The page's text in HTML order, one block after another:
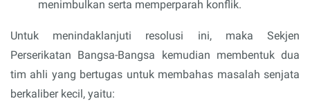
menimbulkan serta memperparah konflik.
Untuk menindaklanjuti resolusi ini, maka Sekjen
Perserikatan Bangsa-Bangsa kemudian membentuk dua
tim ahli yang bertugas untuk membahas masalah senjata
berkaliber kecil, yaitu: